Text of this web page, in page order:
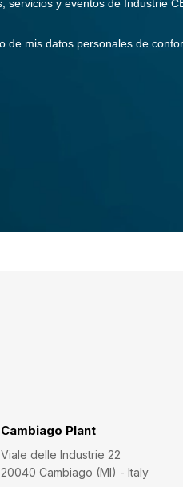
Cambiago Plant
Viale delle Industrie 22
20040 Cambiago (MI) - Italy